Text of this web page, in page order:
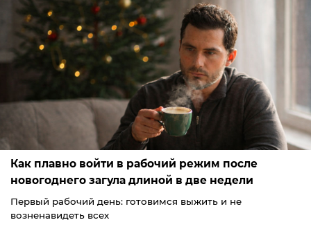
Как плавно войти в рабочий режим после
новогоднего загула длиной в две недели
Первый рабочий день: готовимся выжить и не
возненавидеть всех